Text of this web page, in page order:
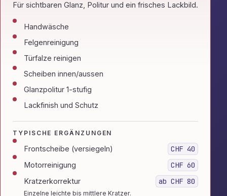
Für sichtbaren Glanz, Politur und ein frisches Lackbild.
Handwäsche
Felgenreinigung
Türfalze reinigen
Scheiben innen/aussen
Glanzpolitur 1-stufig
Lackfinish und Schutz
TYPISCHE ERGÄNZUNGEN
Frontscheibe (versiegeln) CHF 40
Motorreinigung CHF 60
Kratzerkorrektur ab CHF 80
Einzelne leichte bis mittlere Kratzer.